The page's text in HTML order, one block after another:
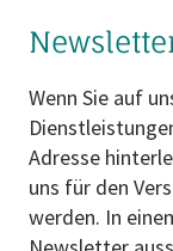
Wenn Sie auf
Adresse
uns für den
werden. In